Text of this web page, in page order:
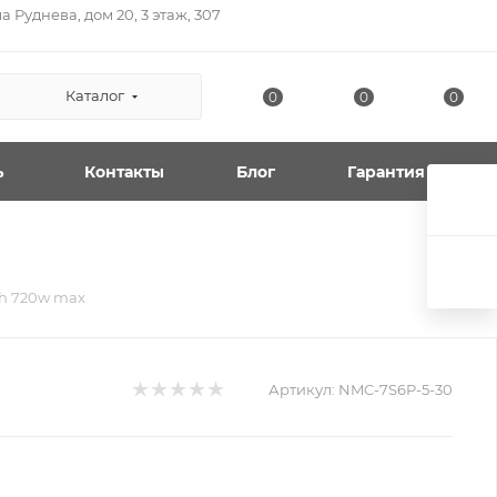
Руднева, дом 20, 3 этаж, 307
Каталог 0 0 0
Контакты Блог Гарантия
720w max
Артикул: NMC-7S6P-5-30